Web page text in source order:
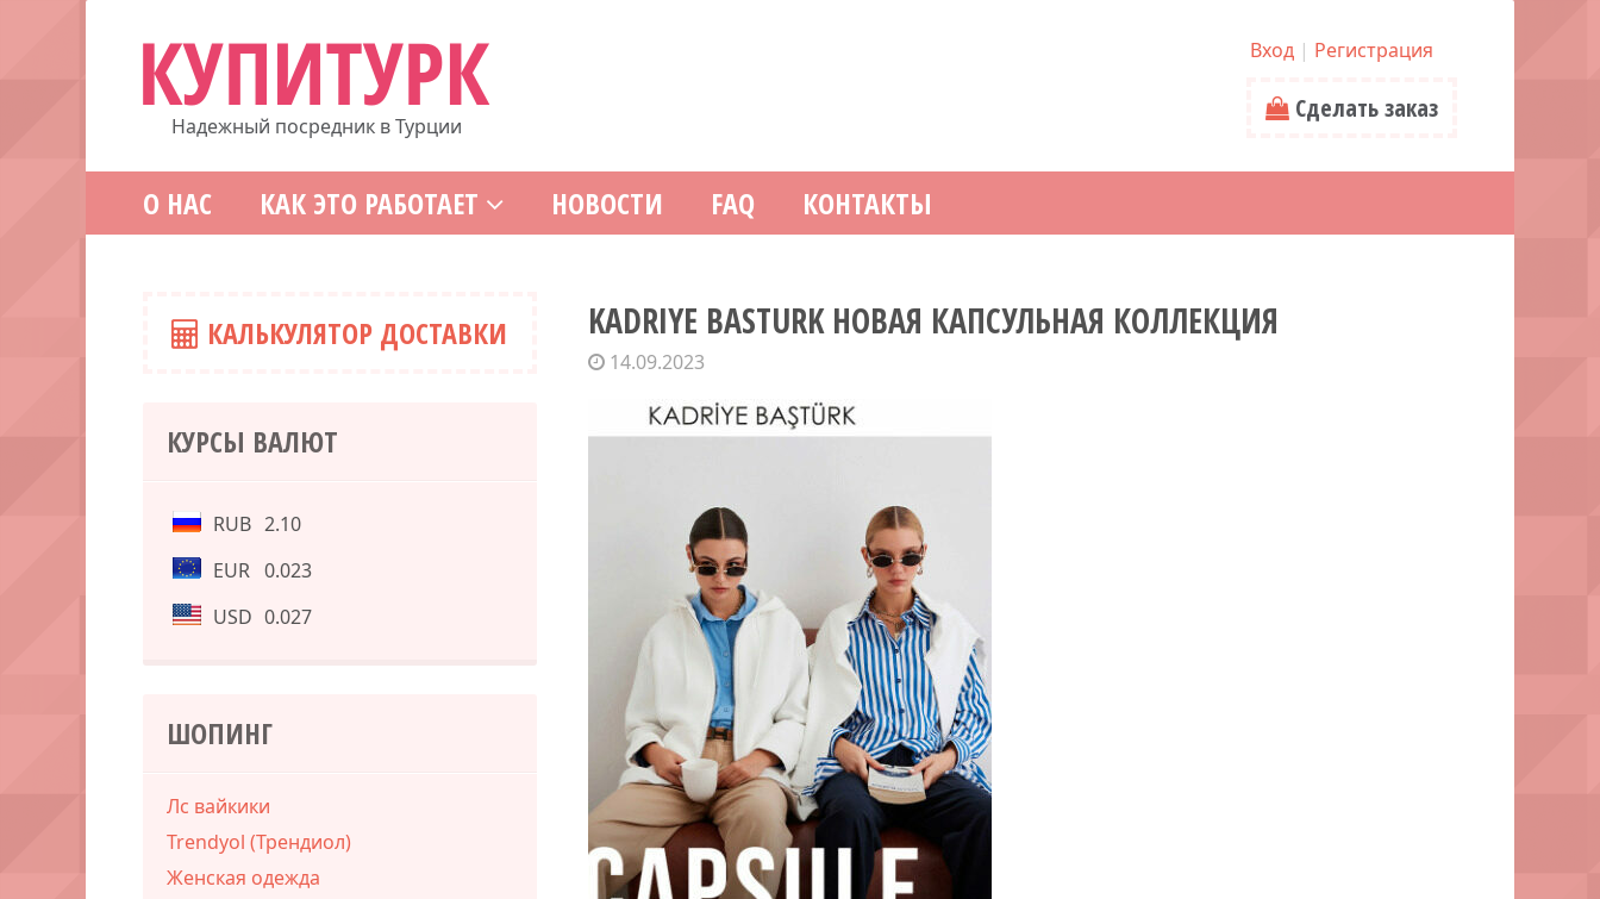
Надежный посредник в Турции
Вход | Регистрация
Сделать заказ
О НАС КАК ЭТО РАБОТАЕТ НОВОСТИ FAQ КОНТАКТЫ
KADRIYE BASTURK НОВАЯ КАПСУЛЬНАЯ КОЛЛЕКЦИЯ
14.09.2023
КАЛЬКУЛЯТОР ДОСТАВКИ
КУРСЫ ВАЛЮТ
RUB 2.10
EUR 0.023
USD 0.027
ШОПИНГ
Лс вайкики
Trendyol (Трендиол)
Женская одежда